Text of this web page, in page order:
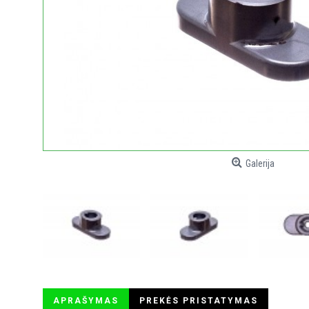
Galerija
APRAŠYMAS PREKĖS PRISTATYMAS